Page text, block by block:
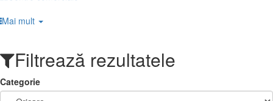
Mai mult
Filtrează rezultatele
Categorie